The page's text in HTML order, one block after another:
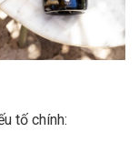
tố chính: